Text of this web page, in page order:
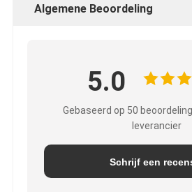
Algemene Beoordeling
5.0
Gebaseerd op 50
leverancier
Schrijf een